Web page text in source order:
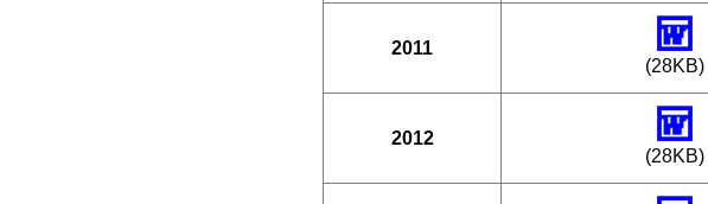
2011
(28KB)
2012
(28KB)